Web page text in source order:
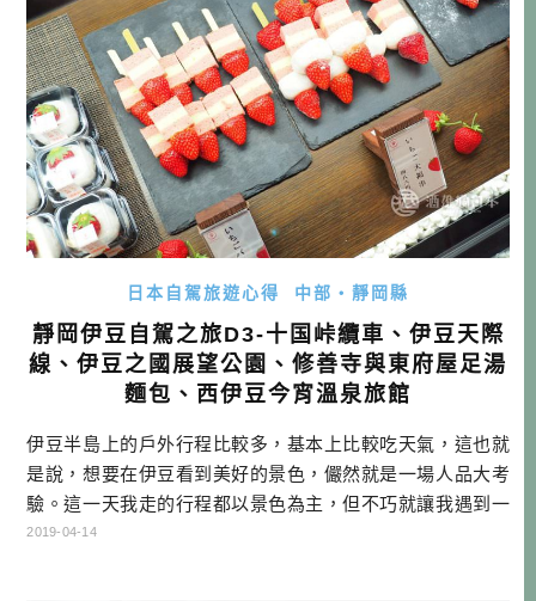
日本自駕旅遊心得 中部・靜岡縣
靜岡伊豆自駕之旅D3-十国峠纜車、伊豆天際
線、伊豆之國展望公園、修善寺與東府屋足湯
麵包、西伊豆今宵溫泉旅館
伊豆半島上的戶外行程比較多，基本上比較吃天氣，這也就
是說，想要在伊豆看到美好的景色，儼然就是一場人品大考
驗。這一天我走的行程都以景色為主，但不巧就讓我遇到一
個大陰天，不時還滴幾滴雨下來，只能說伊豆人品考試不合
2019-04-14